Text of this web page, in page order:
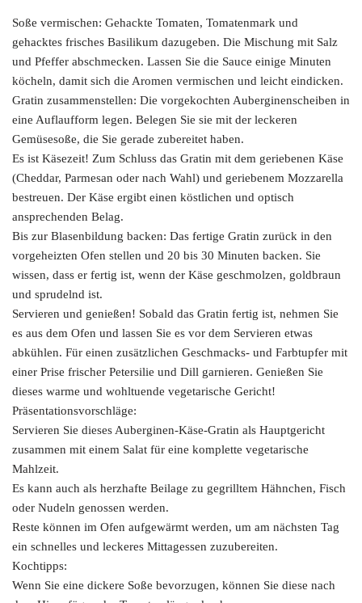
Soße vermischen: Gehackte Tomaten, Tomatenmark und
gehacktes frisches Basilikum dazugeben. Die Mischung mit Salz
und Pfeffer abschmecken. Lassen Sie die Sauce einige Minuten
köcheln, damit sich die Aromen vermischen und leicht eindicken.
Gratin zusammenstellen: Die vorgekochten Auberginenscheiben in
eine Auflaufform legen. Belegen Sie sie mit der leckeren
Gemüsesoße, die Sie gerade zubereitet haben.
Es ist Käsezeit! Zum Schluss das Gratin mit dem geriebenen Käse
(Cheddar, Parmesan oder nach Wahl) und geriebenem Mozzarella
bestreuen. Der Käse ergibt einen köstlichen und optisch
ansprechenden Belag.
Bis zur Blasenbildung backen: Das fertige Gratin zurück in den
vorgeheizten Ofen stellen und 20 bis 30 Minuten backen. Sie
wissen, dass er fertig ist, wenn der Käse geschmolzen, goldbraun
und sprudelnd ist.
Servieren und genießen! Sobald das Gratin fertig ist, nehmen Sie
es aus dem Ofen und lassen Sie es vor dem Servieren etwas
abkühlen. Für einen zusätzlichen Geschmacks- und Farbtupfer mit
einer Prise frischer Petersilie und Dill garnieren. Genießen Sie
dieses warme und wohltuende vegetarische Gericht!
Präsentationsvorschläge:
Servieren Sie dieses Auberginen-Käse-Gratin als Hauptgericht
zusammen mit einem Salat für eine komplette vegetarische
Mahlzeit.
Es kann auch als herzhafte Beilage zu gegrilltem Hähnchen, Fisch
oder Nudeln genossen werden.
Reste können im Ofen aufgewärmt werden, um am nächsten Tag
ein schnelles und leckeres Mittagessen zuzubereiten.
Kochtipps:
Wenn Sie eine dickere Soße bevorzugen, können Sie diese nach